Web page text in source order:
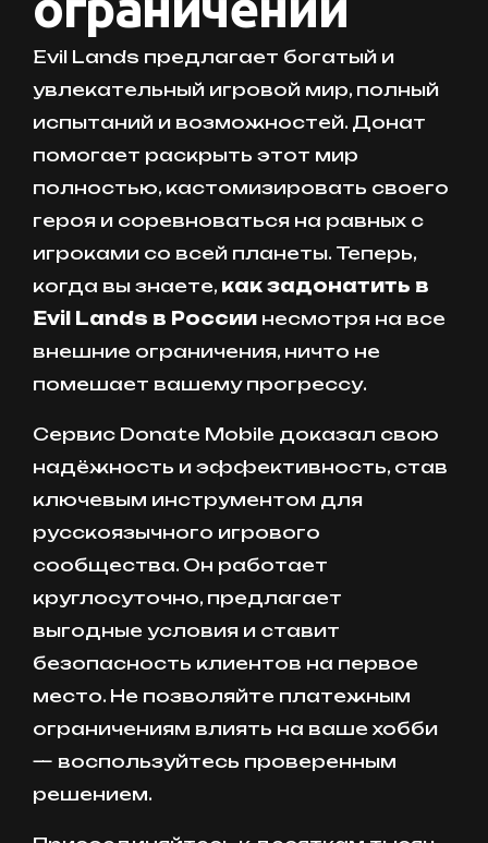
Evil Lands предлагает богатый и
увлекательный игровой мир, полный
испытаний и возможностей. Донат
помогает раскрыть этот мир
полностью, кастомизировать своего
героя и соревноваться на равных с
игроками со всей планеты. Теперь,
когда вы знаете, как задонатить в
Evil Lands в России несмотря на все
внешние ограничения, ничто не
помешает вашему прогрессу.
Сервис Donate Mobile доказал свою
надёжность и эффективность, став
ключевым инструментом для
русскоязычного игрового
сообщества. Он работает
круглосуточно, предлагает
выгодные условия и ставит
безопасность клиентов на первое
место. Не позволяйте платежным
ограничениям влиять на ваше хобби
— воспользуйтесь проверенным
решением.